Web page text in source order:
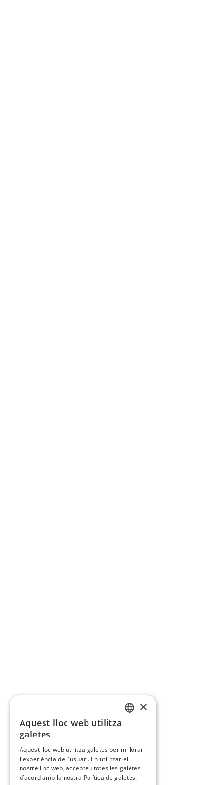
×
Aquest lloc web utilitza
galetes
Aquest lloc web utilitza galetes per millorar
l'experiència de l'usuari. En utilitzar el
nostre lloc web, accepteu totes les galetes
d’acord amb la nostra Política de galetes.